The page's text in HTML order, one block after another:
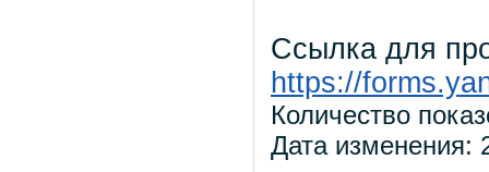
Ссылка для
https://
Количество
Дата изменения: